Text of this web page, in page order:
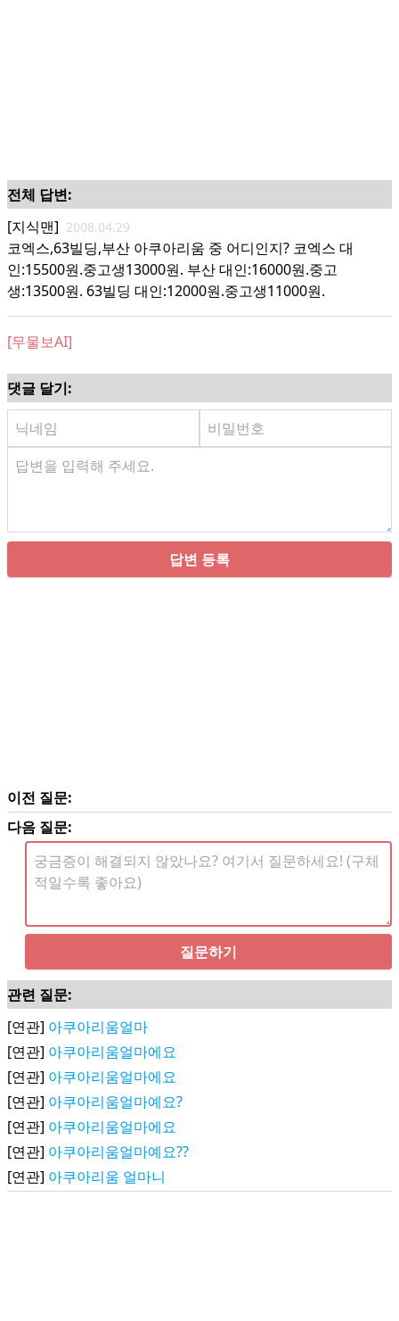
전체 답변:
[지식맨] 2008.04.29
코엑스,63빌딩,부산 아쿠아리움 중 어디인지? 코엑스 대
인:15500원.중고생13000원. 부산 대인:16000원.중고
생:13500원. 63빌딩 대인:12000원.중고생11000원.
[무물보AI]
댓글 달기:
답변 등록
이전 질문:
다음 질문:
질문하기
관련 질문:
[연관] 아쿠아리움얼마
[연관] 아쿠아리움얼마에요
[연관] 아쿠아리움얼마에요
[연관] 아쿠아리움얼마예요?
[연관] 아쿠아리움얼마에요
[연관] 아쿠아리움얼마예요??
[연관] 아쿠아리움 얼마니